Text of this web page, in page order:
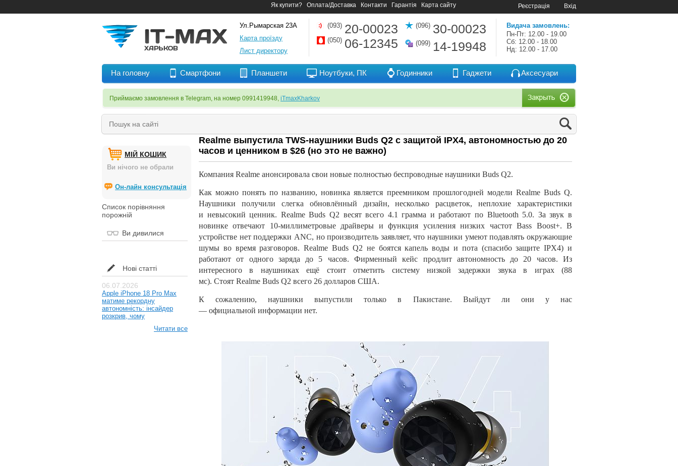
Як купити? Оплата/Доставка Контакти Гарантія Карта сайту Реєстрація Вхід
Ул.Рымарская 23А
Карта проїзду
Лист директору
(093) 20-00023
(050) 06-12345
(096) 30-00023
(099) 14-19948
Видача замовлень:
Пн-Пт: 12.00 - 19.00
Сб: 12.00 - 18.00
Нд: 12.00 - 17.00
На головну Смартфони Планшети Ноутбуки, ПК Годинники Гаджети Аксесуари
Приймаємо замовлення в Telegram, на номер 0991419948, iTmaxKharkov
МІЙ КОШИК
Ви нічого не обрали
Он-лайн консультація
Список порівняння
порожній
Ви дивилися
Нові статті
06.07.2026
Apple iPhone 18 Pro Max
матиме рекордну
автономність: інсайдер
розкрив, чому
Читати все
Realme выпустила TWS-наушники Buds Q2 с защитой IPX4, автономностью до 20
часов и ценником в $26 (но это не важно)
Компания Realme анонсировала свои новые полностью беспроводные наушники Buds Q2.
Как можно понять по названию, новинка является преемником прошлогодней модели Realme Buds Q.
Наушники получили слегка обновлённый дизайн, несколько расцветок, неплохие характеристики
и невысокий ценник. Realme Buds Q2 весят всего 4.1 грамма и работают по Bluetooth 5.0. За звук в
новинке отвечают 10-миллиметровые драйверы и функция усиления низких частот Bass Boost+. В
устройстве нет поддержки ANC, но производитель заявляет, что наушники умеют подавлять окружающие
шумы во время разговоров. Realme Buds Q2 не боятся капель воды и пота (спасибо защите IPX4) и
работают от одного заряда до 5 часов. Фирменный кейс продлит автономность до 20 часов. Из
интересного в наушниках ещё стоит отметить систему низкой задержки звука в играх (88
мс). Стоят Realme Buds Q2 всего 26 долларов США.
К сожалению, наушники выпустили только в Пакистане. Выйдут ли они у нас
— официальной информации нет.